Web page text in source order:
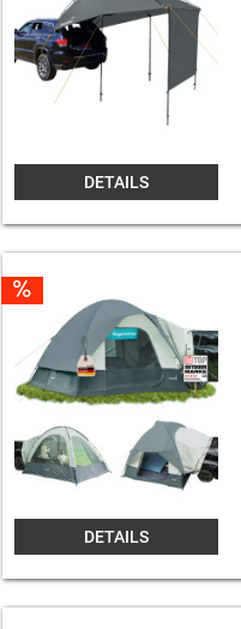
DETAILS
DETAILS